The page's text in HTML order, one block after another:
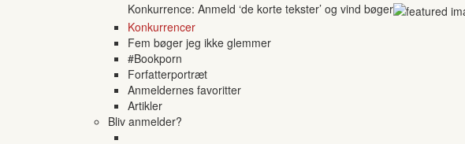
Konkurrence: Anmeld ‘de korte tekster’ og vind bøger
Konkurrencer
Fem bøger jeg ikke glemmer
#Bookporn
Forfatterportræt
Anmeldernes favoritter
Artikler
Bliv anmelder?